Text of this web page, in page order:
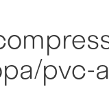
pvc-